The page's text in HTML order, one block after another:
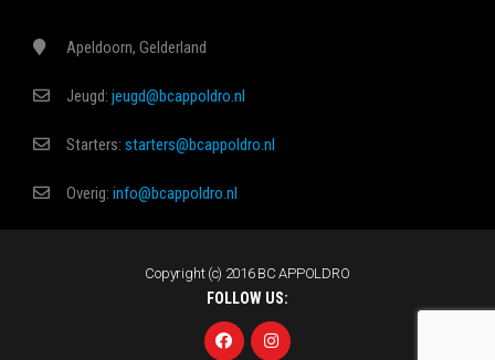
Apeldoorn, Gelderland
Jeugd: jeugd@bcappoldro.nl
Starters: starters@bcappoldro.nl
Overig: info@bcappoldro.nl
Copyright (c) 2016 BC APPOLDRO
FOLLOW US: